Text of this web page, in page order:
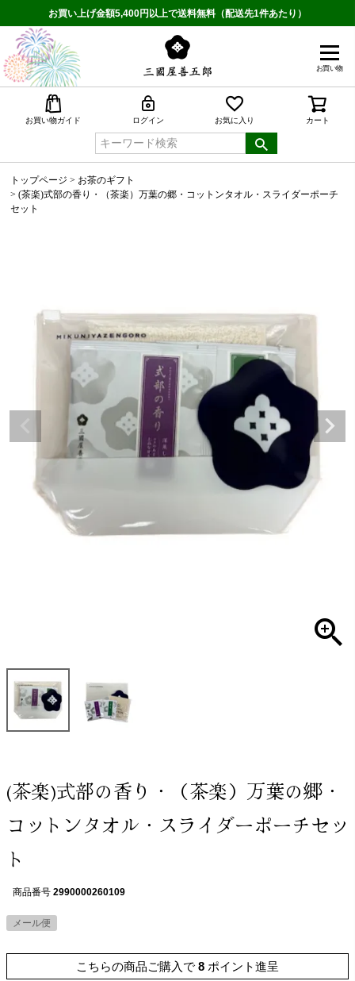
お買い上げ金額5,400円以上で送料無料（配送先1件あたり）
お買い物
お買い物ガイド ログイン お気に入り カート
トップページ
お茶のギフト
(茶楽)式部の香り・（茶楽）万葉の郷・コットンタオル・スライダーポーチ
セット
(茶楽)式部の香り・（茶楽）万葉の郷・
コットンタオル・スライダーポーチセッ
ト
商品番号 2990000260109
メール便
こちらの商品ご購入で 8 ポイント進呈